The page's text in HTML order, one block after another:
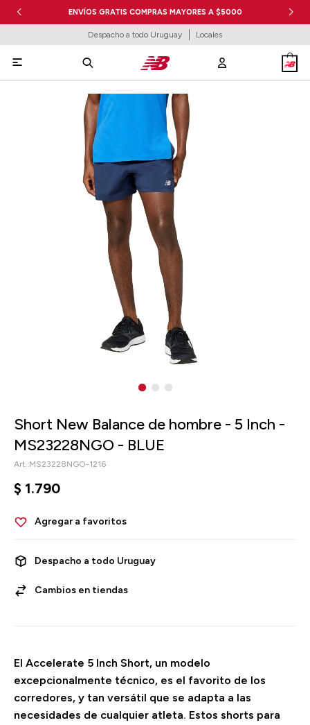
ENVÍOS GRATIS COMPRAS MAYORES A $5000
Despacho a todo Uruguay Locales

Short New Balance de hombre - 5 Inch -
MS23228NGO - BLUE
MS23228NGO-1216
$ 1.790
Despacho a todo Uruguay
Cambios en tiendas
El Accelerate 5 Inch Short, un modelo
excepcionalmente técnico, es el favorito de los
corredores, y tan versátil que se adapta a las
necesidades de cualquier atleta. Estos shorts para